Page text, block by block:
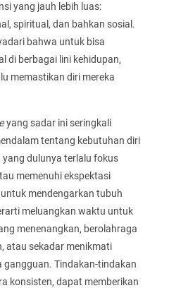
yang jauh lebih luas:
spiritual, dan bahkan sosial.
bahwa untuk bisa
di berbagai lini kehidupan,
memastikan diri mereka
yang sadar ini seringkali
tentang kebutuhan diri
yang dulunya terlalu fokus
memenuhi ekspektasi
mendengarkan tubuh
meluangkan waktu untuk
menenangkan, berolahraga
atau sekadar menikmati
gangguan. Tindakan-tindakan
konsisten, dapat memberikan